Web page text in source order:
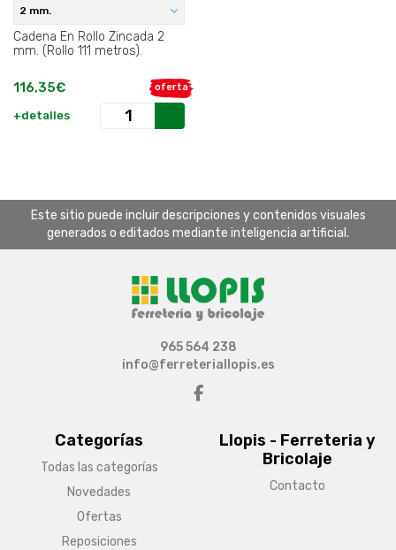
2 mm.
Cadena En Rollo Zincada 2
mm. (Rollo 111 metros).
oferta
116,35€
+detalles
Este sitio puede incluir descripciones y contenidos visuales
generados o editados mediante inteligencia artificial.
Categorías
Todas las categorías
Novedades
Ofertas
Reposiciones
Llopis - Ferreteria y
Bricolaje
Contacto
965 564 238
info@ferreteriallopis.es